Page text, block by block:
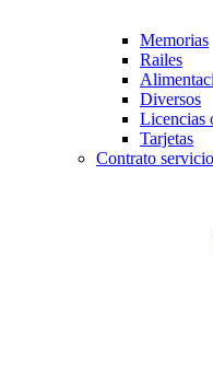
Memorias
Railes
Diversos
Licencias
Tarjetas
Contrato